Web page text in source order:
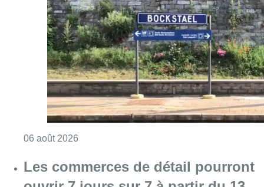
06 août 2026
Les commerces de détail pourront